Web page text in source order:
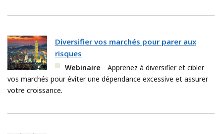
Diversifier vos marchés pour parer aux
risques
Webinaire
Apprenez à diversifier et cibler
vos marchés pour éviter une dépendance excessive et assurer
votre croissance.